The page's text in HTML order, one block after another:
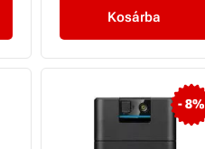
Kosárba
- 8%